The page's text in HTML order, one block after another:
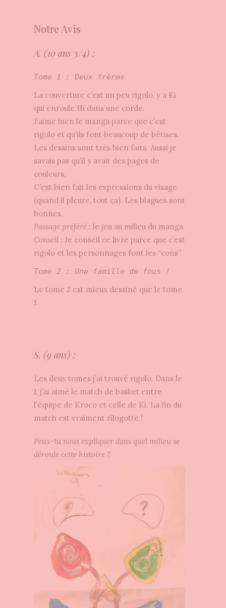
Notre Avis
A. (10 ans 3/4) :
Tome 1 : Deux frères
La couverture c’est un peu rigolo, y a Ki
qui enroule Hi dans une corde.
J’aime bien le manga parce que c’est
rigolo et qu’ils font beaucoup de bêtises.
Les dessins sont très bien faits. Aussi je
savais pas qu’il y avait des pages de
couleurs.
C’est bien fait les expressions du visage
(quand il pleure, tout ça). Les blagues sont
bonnes.
Passage préféré : le jeu au milieu du manga
Conseil : Je conseil ce livre parce que c’est
rigolo et les personnages font les “cons”.
Tome 2 : Une famille de fous !
Le tome 2 est mieux dessiné que le tome
1.
S. (9 ans) :
Les deux tomes j’ai trouvé rigolo. Dans le
1, j’ai aimé le match de basket entre
l’équipe de Kroco et celle de Ki. La fin du
match est vraiment rilogotte !
Peux-tu nous expliquer dans quel milieu se
déroule cette histoire ?